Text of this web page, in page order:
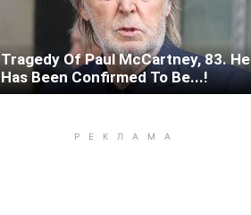
Tragedy Of Paul McCartney, 83. He
Has Been Confirmed To Be...!